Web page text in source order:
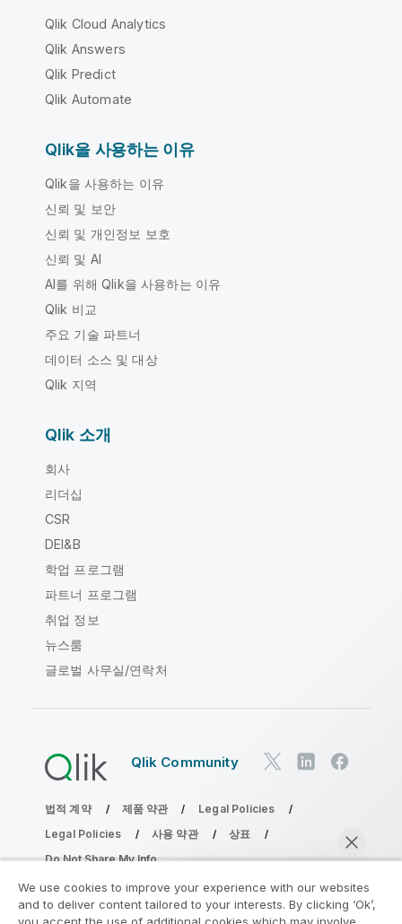
Qlik Cloud Analytics
Qlik Answers
Qlik Predict
Qlik Automate
Qlik을 사용하는 이유
Qlik을 사용하는 이유
신뢰 및 보안
신뢰 및 개인정보 보호
신뢰 및 AI
AI를 위해 Qlik을 사용하는 이유
Qlik 비교
주요 기술 파트너
데이터 소스 및 대상
Qlik 지역
Qlik 소개
회사
리더십
CSR
DEI&B
학업 프로그램
파트너 프로그램
취업 정보
뉴스룸
글로벌 사무실/연락처
Qlik Community
법적 계약 제품 약관
Legal Policies
Legal Policies
사용 약관
상표
Do Not Share My Info
Copyright © 1993-2026 QlikTech International AB. 무단 전재
및 복제를 금합니다.
We use cookies to improve your experience with our websites
and to deliver content tailored to your interests. By clicking ‘Ok’,